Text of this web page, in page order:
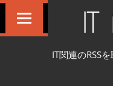
IT関連のRSS